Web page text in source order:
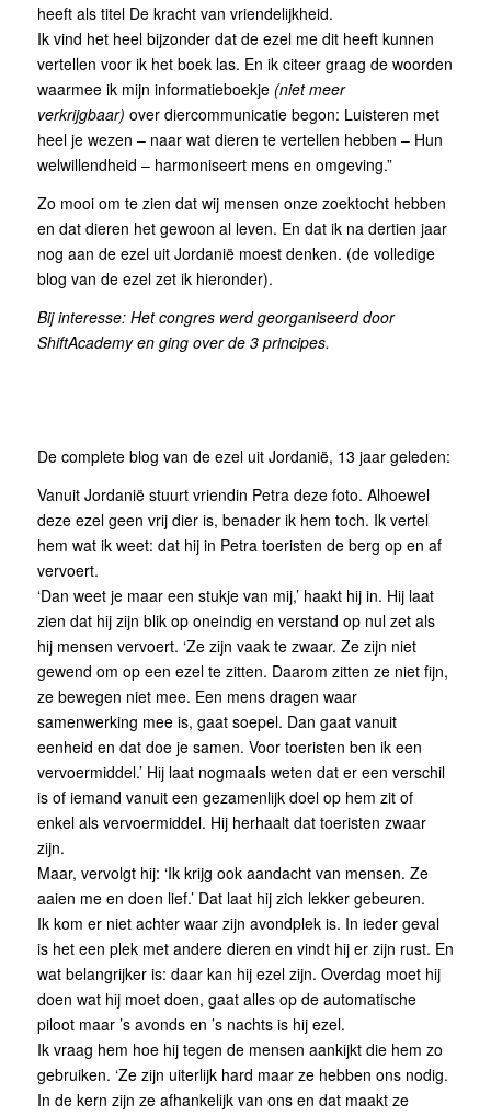
heeft als titel De kracht van vriendelijkheid.
Ik vind het heel bijzonder dat de ezel me dit heeft kunnen
vertellen voor ik het boek las. En ik citeer graag de woorden
waarmee ik mijn informatieboekje (niet meer
verkrijgbaar) over diercommunicatie begon: Luisteren met
heel je wezen – naar wat dieren te vertellen hebben – Hun
welwillendheid – harmoniseert mens en omgeving.”
Zo mooi om te zien dat wij mensen onze zoektocht hebben
en dat dieren het gewoon al leven. En dat ik na dertien jaar
nog aan de ezel uit Jordanië moest denken. (de volledige
blog van de ezel zet ik hieronder).
Bij interesse: Het congres werd georganiseerd door
ShiftAcademy en ging over de 3 principes.
De complete blog van de ezel uit Jordanië, 13 jaar geleden:
Vanuit Jordanië stuurt vriendin Petra deze foto. Alhoewel
deze ezel geen vrij dier is, benader ik hem toch. Ik vertel
hem wat ik weet: dat hij in Petra toeristen de berg op en af
vervoert.
‘Dan weet je maar een stukje van mij,’ haakt hij in. Hij laat
zien dat hij zijn blik op oneindig en verstand op nul zet als
hij mensen vervoert. ‘Ze zijn vaak te zwaar. Ze zijn niet
gewend om op een ezel te zitten. Daarom zitten ze niet fijn,
ze bewegen niet mee. Een mens dragen waar
samenwerking mee is, gaat soepel. Dan gaat vanuit
eenheid en dat doe je samen. Voor toeristen ben ik een
vervoermiddel.’ Hij laat nogmaals weten dat er een verschil
is of iemand vanuit een gezamenlijk doel op hem zit of
enkel als vervoermiddel. Hij herhaalt dat toeristen zwaar
zijn.
Maar, vervolgt hij: ‘Ik krijg ook aandacht van mensen. Ze
aaien me en doen lief.’ Dat laat hij zich lekker gebeuren.
Ik kom er niet achter waar zijn avondplek is. In ieder geval
is het een plek met andere dieren en vindt hij er zijn rust. En
wat belangrijker is: daar kan hij ezel zijn. Overdag moet hij
doen wat hij moet doen, gaat alles op de automatische
piloot maar ’s avonds en ’s nachts is hij ezel.
Ik vraag hem hoe hij tegen de mensen aankijkt die hem zo
gebruiken. ‘Ze zijn uiterlijk hard maar ze hebben ons nodig.
In de kern zijn ze afhankelijk van ons en dat maakt ze